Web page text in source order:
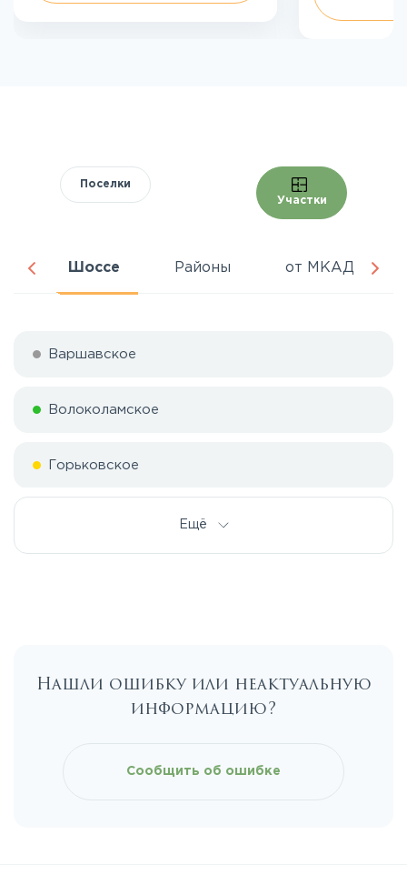
Поселки
Участки
Шоссе Районы от МКАД
Варшавское
Волоколамское
Горьковское
Каширское
Ещё
Нашли ошибку или неактуальную
информацию?
Сообщить об ошибке